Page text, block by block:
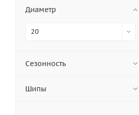
Диаметр
20
Сезонность
Шипы